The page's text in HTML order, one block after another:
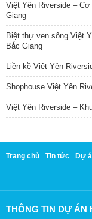
Việt Yên Riverside –
Giang
Biệt thự ven sông Việt
Bắc Giang
Liền kề Việt Yên
Shophouse Việt Yên
Việt Yên Riverside –
Trang chủ Tin tức Dự
THÔNG TIN DỰ ÁN